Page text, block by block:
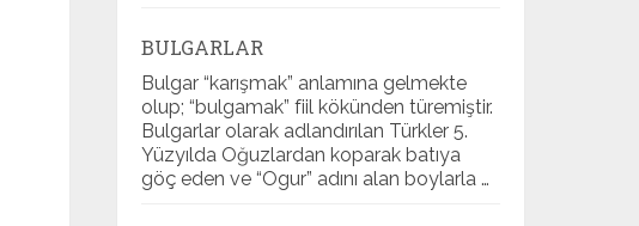
BULGARLAR
Bulgar “karışmak” anlamına gelmekte
olup; “bulgamak” fiil kökünden türemiştir.
Bulgarlar olarak adlandırılan Türkler 5.
Yüzyılda Oğuzlardan koparak batıya
göç eden ve “Ogur” adını alan boylarla …